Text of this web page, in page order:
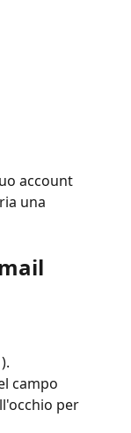
account
una
campo
per